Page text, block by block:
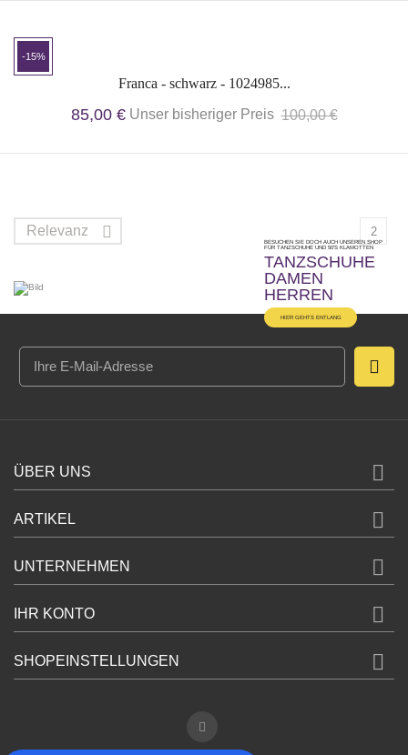
-15%
Franca - schwarz - 1024985...
85,00 € Unser bisheriger Preis 100,00 €
Relevanz  2
BESUCHEN SIE DOCH AUCH UNSEREN SHOP
FÜR TANZSCHUHE UND 50'S KLAMOTTEN
TANZSCHUHE
DAMEN
HERREN
HIER GEHTS ENTLANG
ÜBER UNS 
ARTIKEL 
UNTERNEHMEN 
IHR KONTO 
SHOPEINSTELLUNGEN 